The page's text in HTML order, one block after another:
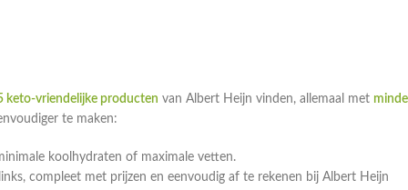
keto-vriendelijke producten van Albert Heijn vinden, allemaal met
te maken:
koolhydraten of maximale vetten.
compleet met prijzen en eenvoudig af te rekenen bij Albert Heijn